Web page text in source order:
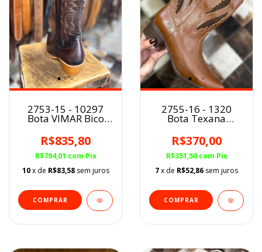
2753-15 - 10297
Bota VIMAR Bico
R$835,80
R$794,01 com Pix
10 x de R$83,58 sem juros
COMPRAR
2755-16 - 1320
Bota Texana
Conhaque BF
R$370,00
R$351,50 com Pix
7x de R$52,86 sem juros
COMPRAR